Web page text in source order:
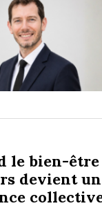
le bien-être
devient